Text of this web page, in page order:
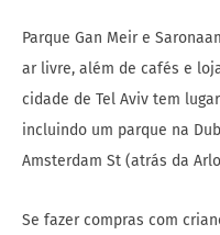
Parque Gan Meir e
ar livre, além de cafés e
cidade de Tel Aviv tem
incluindo um parque na
Amsterdam St (atrás da
Se fazer compras com